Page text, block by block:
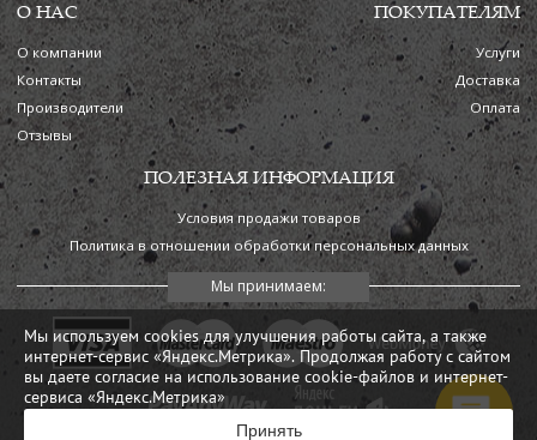
О НАС
О компании
Контакты
Производители
Отзывы
ПОКУПАТЕЛЯМ
Услуги
Доставка
Оплата
ПОЛЕЗНАЯ ИНФОРМАЦИЯ
Условия продажи товаров
Политика в отношении обработки персональных данных
Мы используем cookies для улучшения работы сайта, а также
интернет-сервис «Яндекс.Метрика». Продолжая работу с сайтом
вы даете согласие на использование cookie-файлов и интернет-
сервиса «Яндекс.Метрика»
Принять